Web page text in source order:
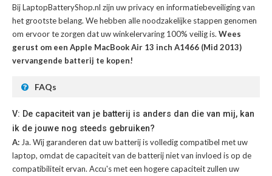
Bij LaptopBatteryShop.nl zijn uw privacy en informatiebeveiliging van
het grootste belang. We hebben alle noodzakelijke stappen genomen
om ervoor te zorgen dat uw winkelervaring 100% veilig is. Wees
gerust om een Apple MacBook Air 13 inch A1466 (Mid 2013)
vervangende batterij te kopen!
FAQs
V: De capaciteit van je batterij is anders dan die van mij, kan
ik de jouwe nog steeds gebruiken?
A: Ja. Wij garanderen dat uw batterij is volledig compatibel met uw
laptop, omdat de capaciteit van de batterij niet van invloed is op de
compatibiliteit ervan. Accu's met een hogere capaciteit zullen uw